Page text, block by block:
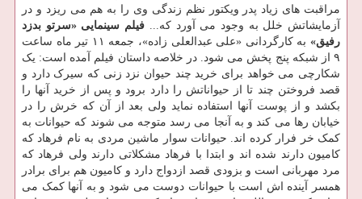
مراقبت های زیاد پدر ویکتور نظم زندگی وی را به هم می ریزد و در
آزمایشاتش خلل به وجود می آورد که... فیلم سینمایی «سرتو بدزد
رفیق»
به کارگردانی «علی عبدالعلی زاده»، جمعه ۱۱ تیر ماه ساعت
۹ از شبکه پنج پخش می شود. در خلاصه داستان فیلم آمده است: یک
شکارچی می خواهد برای خرید چند حیوان نزد زنی که سیرک دارد و
قصد فروختن چند تا از حیواناتش را دارد برود و پس از خرید آنها را
بکشد و از پوست آنها استفاده نماید ولی بعد از آن که خرش را در
خیابان رها می کند و به آنجا می رسد متوجه می شوند که حیوانات به
کمک خر فرار کرده اند. حیوانات سوار ماشین مردی به نام فرهاد که
کامیون دارند شده اند و ابتدا با فرهاد مشکلاتی دارند ولی فرهاد که
مرد مهربانی است و بزودی قصد ازدواج دارد و کامیون هم برای برادر
همسر آینده اش است با حیوانات دوست می شود و به آنها کمک می